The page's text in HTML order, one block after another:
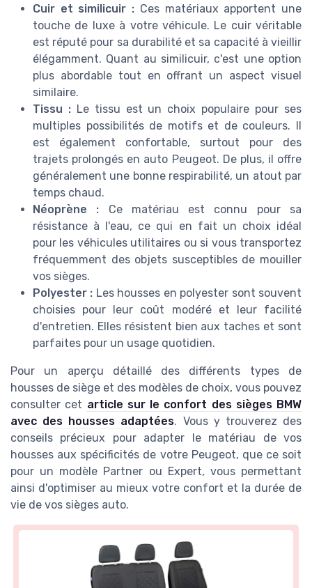
Cuir et similicuir : Ces matériaux apportent une
touche de luxe à votre véhicule. Le cuir véritable
est réputé pour sa durabilité et sa capacité à vieillir
élégamment. Quant au similicuir, c'est une option
plus abordable tout en offrant un aspect visuel
similaire.
Tissu :Le tissu est un choix populaire pour ses
multiples possibilités de motifs et de couleurs. Il
est également confortable, surtout pour des
trajets prolongés en auto Peugeot. De plus, il offre
généralement une bonne respirabilité, un atout par
temps chaud.
Néoprène : Ce matériau est connu pour sa
résistance à l'eau, ce qui en fait un choix idéal
pour les véhicules utilitaires ou si vous transportez
fréquemment des objets susceptibles de mouiller
vos sièges.
Polyester : Les housses en polyester sont souvent
choisies pour leur coût modéré et leur facilité
d'entretien. Elles résistent bien aux taches et sont
parfaites pour un usage quotidien.
Pour un aperçu détaillé des différents types de
housses de siège et des modèles de choix, vous pouvez
consulter cet article sur le confort des sièges BMW
avec des housses adaptées. Vous y trouverez des
conseils précieux pour adapter le matériau de vos
housses aux spécificités de votre Peugeot, que ce soit
pour un modèle Partner ou Expert, vous permettant
ainsi d'optimiser au mieux votre confort et la durée de
vie de vos sièges auto.